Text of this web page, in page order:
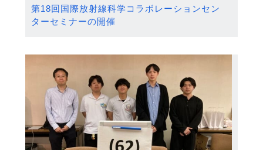
第18回国際放射線科学コラボレーションセン
ターセミナーの開催